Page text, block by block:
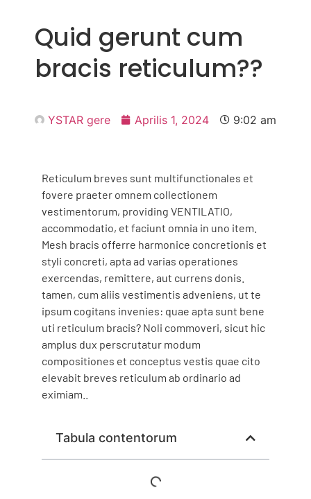
Quid gerunt cum
bracis reticulum??
YSTAR gere Aprilis 1, 2024 9:02 am
Reticulum breves sunt multifunctionales et
fovere praeter omnem collectionem
vestimentorum, providing VENTILATIO,
accommodatio, et faciunt omnia in uno item.
Mesh bracis offerre harmonice concretionis et
styli concreti, apta ad varias operationes
exercendas, remittere, aut currens donis.
tamen, cum aliis vestimentis adveniens, ut te
ipsum cogitans invenies: quae apta sunt bene
uti reticulum bracis? Noli commoveri, sicut hic
amplus dux perscrutatur modum
compositiones et conceptus vestis quae cito
elevabit breves reticulum ab ordinario ad
eximiam..
Tabula contentorum